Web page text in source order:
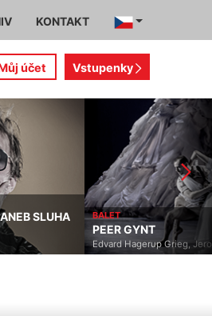
KONTAKT
účet Vstupenky
SLUHA
BALET
PEER GYNT
Edvard Hagerup Grieg,